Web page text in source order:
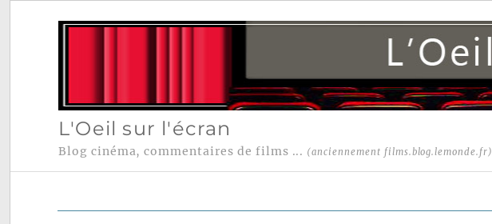
L'Oeil sur l'écran
Blog cinéma, commentaires de films ... (anciennement films.blog.lemonde.fr)